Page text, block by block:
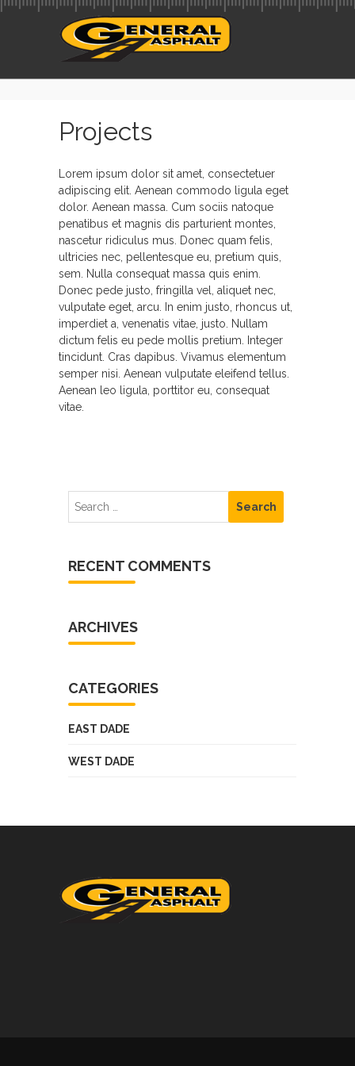
Projects
Lorem ipsum dolor sit amet, consectetuer
adipiscing elit. Aenean commodo ligula eget
dolor. Aenean massa. Cum sociis natoque
penatibus et magnis dis parturient montes,
nascetur ridiculus mus. Donec quam felis,
ultricies nec, pellentesque eu, pretium quis,
sem. Nulla consequat massa quis enim.
Donec pede justo, fringilla vel, aliquet nec,
vulputate eget, arcu. In enim justo, rhoncus ut,
imperdiet a, venenatis vitae, justo. Nullam
dictum felis eu pede mollis pretium. Integer
tincidunt. Cras dapibus. Vivamus elementum
semper nisi. Aenean vulputate eleifend tellus.
Aenean leo ligula, porttitor eu, consequat
vitae.
RECENT COMMENTS
ARCHIVES
CATEGORIES
EAST DADE
WEST DADE